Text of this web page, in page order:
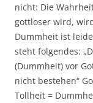
nicht: Die
gottloser wird,
Dummheit ist
steht folgendes:
(Dummheit) vor
nicht bestehen“
Tollheit =